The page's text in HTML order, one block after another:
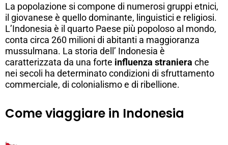
La popolazione si compone di numerosi gruppi etnici,
il giovanese è quello dominante, linguistici e religiosi.
L’Indonesia è il quarto Paese più popoloso al mondo,
conta circa 260 milioni di abitanti a maggioranza
mussulmana. La storia dell’ Indonesia è
caratterizzata da una forte influenza straniera che
nei secoli ha determinato condizioni di sfruttamento
commerciale, di colonialismo e di ribellione.
Come viaggiare in Indonesia